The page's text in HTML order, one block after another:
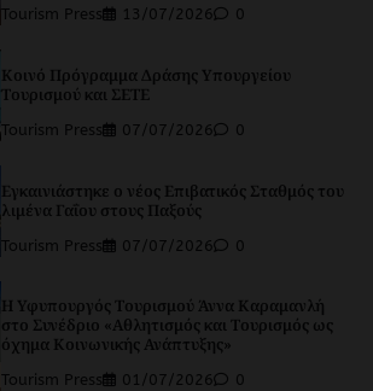
Tourism Press 13/07/2026 0
Κοινό Πρόγραμμα Δράσης Υπουργείου
Τουρισμού και ΣΕΤΕ
Tourism Press 07/07/2026 0
Εγκαινιάστηκε ο νέος Επιβατικός Σταθμός του
λιμένα Γαΐου στους Παξούς
Tourism Press 07/07/2026 0
Η Υφυπουργός Τουρισμού Άννα Καραμανλή
στο Συνέδριο «Αθλητισμός και Τουρισμός ως
όχημα Κοινωνικής Ανάπτυξης»
Tourism Press 01/07/2026 0